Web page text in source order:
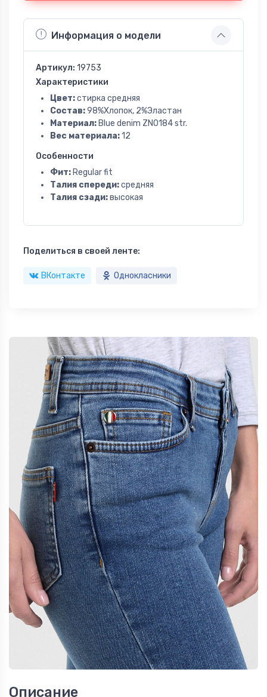
Информация о модели
Артикул: 19753
Характеристики
Цвет:стирка средняя
Состав:98%Хлопок, 2%Эластан
Материал: Blue denim ZN0184 str.
Вес материала:12
Особенности
Фит: Regular fit
Талия спереди:средняя
Талия сзади:высокая
Поделиться в своей ленте:
ВКонтакте Однокласники
Описание